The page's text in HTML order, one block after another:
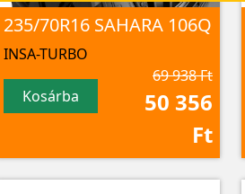
235/70R16 SAHARA 106Q
INSA-TURBO
Kosárba
69 938 Ft
50 356
Ft